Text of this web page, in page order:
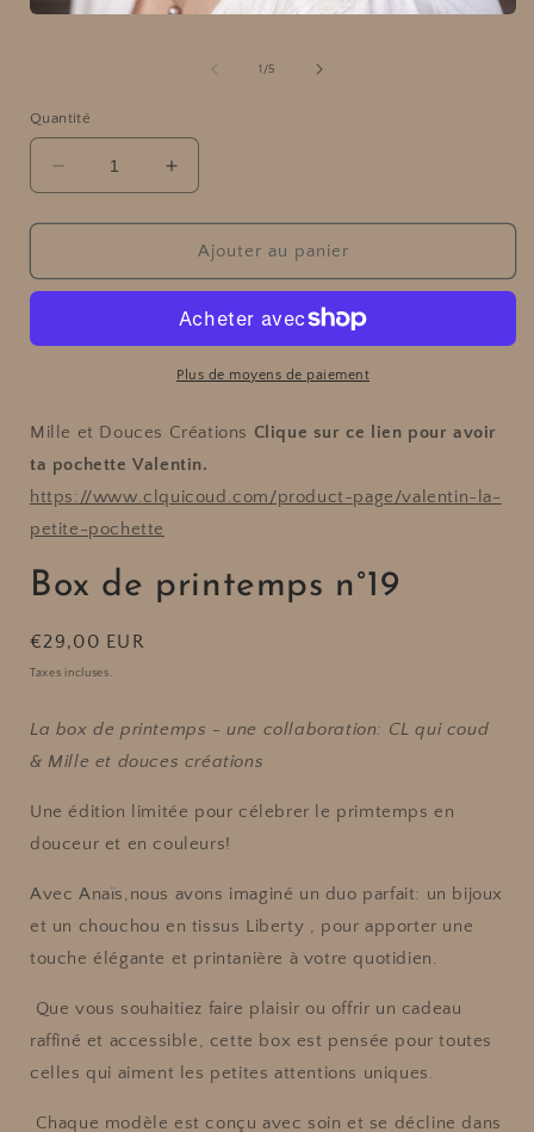
une
fenêtre
modale
1 /de
5
Quantité
Réduire
la
quantité
Box
n°19
Augmenter
la
quantité
Box
printemps
n°19
Ajouter au panier
Plus de moyens de paiement
Mille et Douces Créations Clique sur ce lien pour avoir
ta pochette Valentin.
https://www.clquicoud.com/product-page/valentin-la-
petite-pochette
Box de printemps n°19
Prix
habituel
€29,00 EUR
Taxes incluses.
La box de printemps - une collaboration: CL qui coud
& Mille et douces créations
Une édition limitée pour célebrer le primtemps en
douceur et en couleurs!
Avec Anaïs,nous avons imaginé un duo parfait: un bijoux
et un chouchou en tissus Liberty , pour apporter une
touche élégante et printanière à votre quotidien.
Que vous souhaitiez faire plaisir ou offrir un cadeau
raffiné et accessible, cette box est pensée pour toutes
celles qui aiment les petites attentions uniques.
Chaque modèle est conçu avec soin et se décline dans